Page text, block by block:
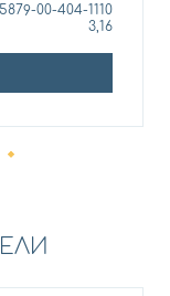
00-404-1110
3,16